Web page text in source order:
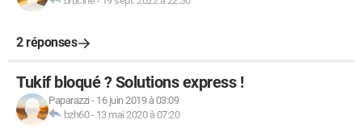
2 réponses
Tukif bloqué ? Solutions express !
Paparazzi - 16 juin 2019 à 03:09
bzh60- 13 mai 2020 à 07:20